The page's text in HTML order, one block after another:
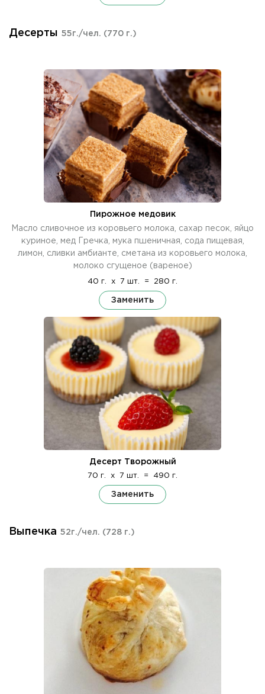
Десерты 55г./чел. (770 г.)
Пирожное медовик
Масло сливочное из коровьего молока, сахар песок, яйцо
куриное, мед Гречка, мука пшеничная, сода пищевая,
лимон, сливки амбианте, сметана из коровьего молока,
молоко сгущеное (вареное)
40 г. x 7 шт. = 280 г.
Заменить
Десерт Творожный
70 г. x 7 шт. = 490 г.
Заменить
Выпечка 52г./чел. (728 г.)